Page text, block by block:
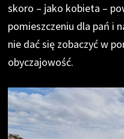
skoro – jako kobieta –
pomieszczeniu dla pań i
nie dać się zobaczyć w
obyczajowość.